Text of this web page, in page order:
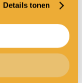
Details tonen